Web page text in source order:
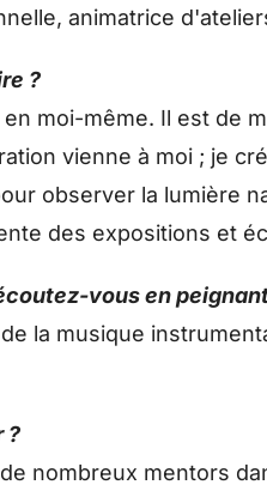
animatrice
?
moi-même. Il est de
vienne à moi ; je
observer la lumière
des expositions et
vous en
la musique
?
nombreux mentors